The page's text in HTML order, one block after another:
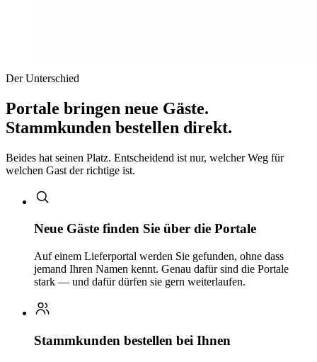
Der Unterschied
Portale bringen neue Gäste.
Stammkunden bestellen direkt.
Beides hat seinen Platz. Entscheidend ist nur, welcher Weg für
welchen Gast der richtige ist.
Neue Gäste finden Sie über die Portale
Auf einem Lieferportal werden Sie gefunden, ohne dass
jemand Ihren Namen kennt. Genau dafür sind die Portale
stark — und dafür dürfen sie gern weiterlaufen.
Stammkunden bestellen bei Ihnen